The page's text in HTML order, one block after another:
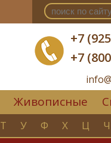
+7
+7
Живописные
Т У Ф Х Ц Ч